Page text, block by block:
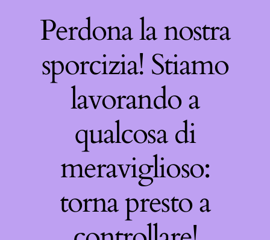
Perdona la nostra
sporcizia! Stiamo
lavorando a
qualcosa di
meraviglioso:
torna presto a